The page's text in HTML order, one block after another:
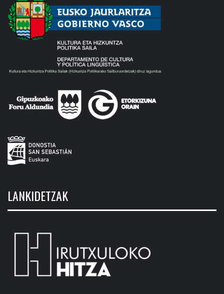
LANKIDETZAK